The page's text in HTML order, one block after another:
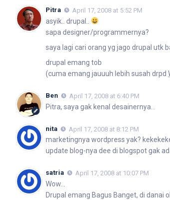
Pitra April 17, 2008 at 5:52 PM
asyik.. drupal..
sapa designer/programmernya?
saya lagi cari orang yg jago drupal utk
drupal emang tob
(cuma emang jauuuh lebih susah drpd
Ben April 17, 2008 at 6:40 PM
Pitra, saya gak kenal desainernya…
nita April 17, 2008 at 8:12 PM
marketingnya wordpress yak?
update blog-nya dee di blogspot gak
satria April 17, 2008 at 10:07 PM
Wow…
Drupal emang Bagus Banget, di danai